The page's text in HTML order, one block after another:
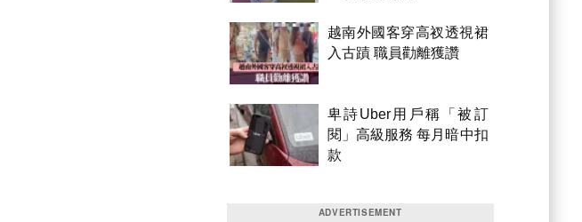
越南外國客穿高衩透視裙
入古蹟 職員勸離獲讚
卑詩Uber用戶稱「被訂
閱」高級服務 每月暗中扣
款